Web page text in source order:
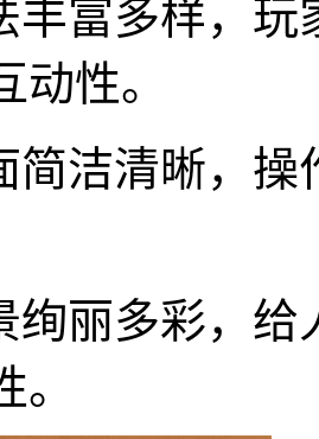
丰富多样，
动性。
简洁清晰，
绚丽多彩，